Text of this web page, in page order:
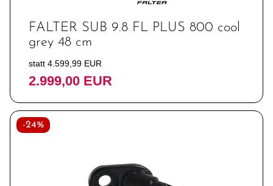
FALTER SUB 9.8 FL PLUS 800 cool
grey 48 cm
statt 4.599,99 EUR
2.999,00 EUR
-24%